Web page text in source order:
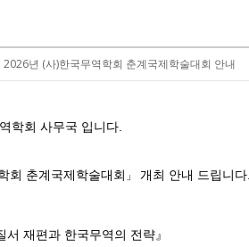
2026년 (사)한국무역학회 춘계국제학술대회 안내
학회 사무국 입니다.
회 춘계국제학술대회 」 개최 안내 드립니
서 재편과 한국무역의 전략』